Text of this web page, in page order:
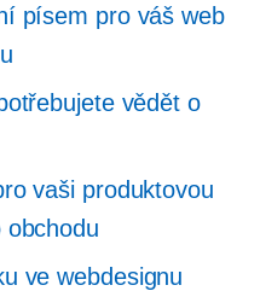
písem pro váš web
vědět o
vaši produktovou
obchodu
ve webdesignu